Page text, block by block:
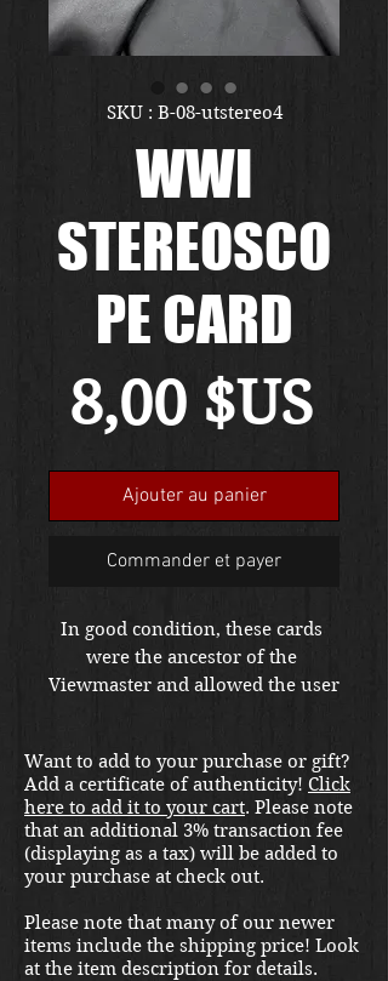
SKU : B-08-utstereo4
WWI
STEREOSCO
PE CARD
8,00 $US
Ajouter au panier
Commander et payer
In good condition, these cards
were the ancestor of the
Viewmaster and allowed the user
stereoscope.
Want to add to your purchase or gift?
Add a certificate of authenticity! Click
here to add it to your cart. Please note
that an additional 3% transaction fee
(displaying as a tax) will be added to
your purchase at check out.
Please note that many of our newer
items include the shipping price! Look
at the item description for details.